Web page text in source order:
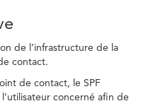
de l’infrastructure de la
contact.
de contact, le SPF
concerné afin de